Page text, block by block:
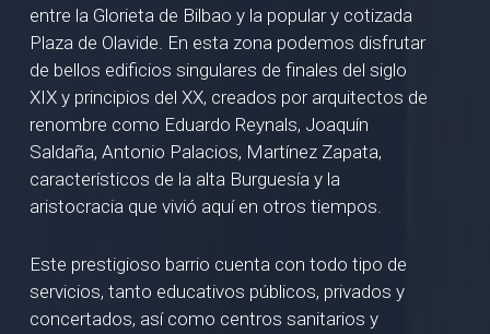
entre la Glorieta de Bilbao y la popular y cotizada
Plaza de Olavide. En esta zona podemos disfrutar
de bellos edificios singulares de finales del siglo
XIX y principios del XX, creados por arquitectos de
renombre como Eduardo Reynals, Joaquín
Saldaña, Antonio Palacios, Martínez Zapata,
característicos de la alta Burguesía y la
aristocracia que vivió aquí en otros tiempos.
Este prestigioso barrio cuenta con todo tipo de
servicios, tanto educativos públicos, privados y
concertados, así como centros sanitarios y